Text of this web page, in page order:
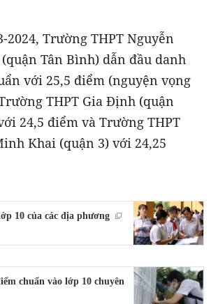
2024, Trường THPT Nguyễn
Tân Bình) dẫn đầu danh
với 25,5 điểm (nguyện vọng
THPT Gia Định (quận
24,5 điểm và Trường THPT
Khai (quận 3) với 24,25
10 của các địa phương
chuẩn vào lớp 10 chuyên